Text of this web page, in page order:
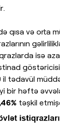
qısa və orta
isə
tədavül
bir həftə
təşkil